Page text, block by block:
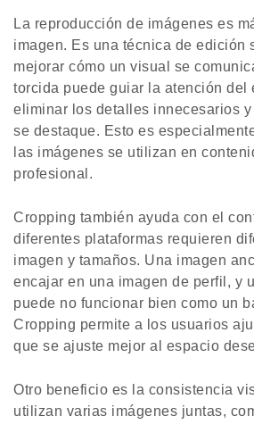
La reproducción de imágenes es
imagen. Es una técnica de edición
mejorar cómo un visual se
torcida puede guiar la atención del
eliminar los detalles innecesarios
se destaque. Esto es
las imágenes se utilizan en
profesional.
Cropping también ayuda con el
diferentes plataformas requieren
imagen y tamaños. Una imagen
encajar en una imagen de perfil, y
puede no funcionar bien como un
Cropping permite a los usuarios
que se ajuste mejor al espacio
Otro beneficio es la consistencia
utilizan varias imágenes juntas,